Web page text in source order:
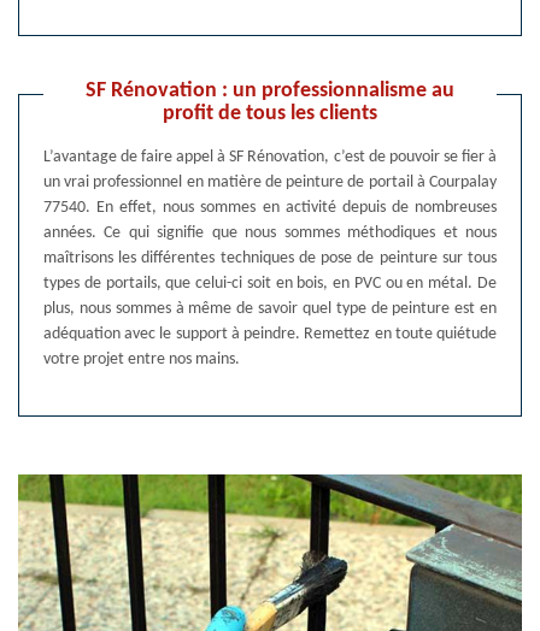
SF Rénovation : un professionnalisme au
profit de tous les clients
L’avantage de faire appel à SF Rénovation, c’est de pouvoir se fier à
un vrai professionnel en matière de peinture de portail à Courpalay
77540. En effet, nous sommes en activité depuis de nombreuses
années. Ce qui signifie que nous sommes méthodiques et nous
maîtrisons les différentes techniques de pose de peinture sur tous
types de portails, que celui-ci soit en bois, en PVC ou en métal. De
plus, nous sommes à même de savoir quel type de peinture est en
adéquation avec le support à peindre. Remettez en toute quiétude
votre projet entre nos mains.